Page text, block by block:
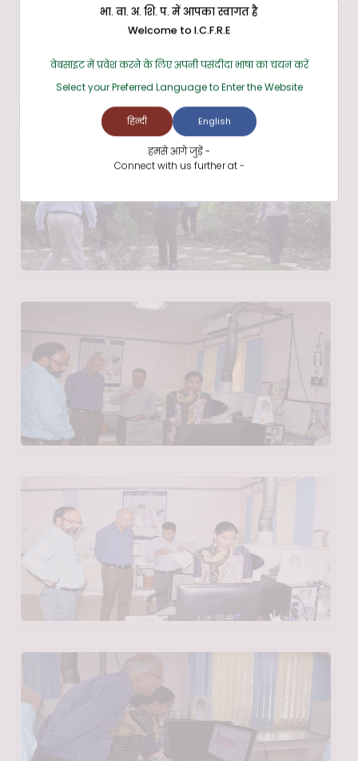
भा. वा. अ. शि. प. में आपका स्वागत है
Welcome to I.C.F.R.E
वेबसाइट में प्रवेश करने के लिए अपनी पसंदीदा भाषा का चयन करें
Select your Preferred Language to Enter the Website
हिन्दी English
हमसे आगे जुड़ें -
Connect with us further at -